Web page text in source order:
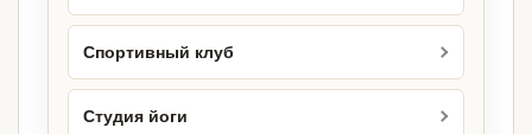
Спортивный клуб
Студия йоги